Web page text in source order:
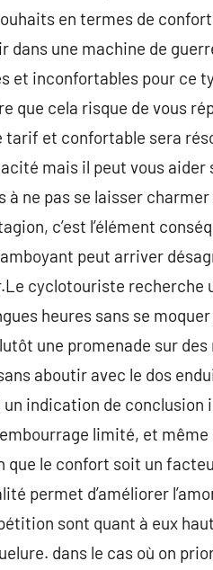
en termes de
dans une machine de
inconfortables pour ce
que cela risque de vous
tarif et confortable sera
mais il peut vous
ne pas se laisser
c’est l’élément
peut arriver
cyclotouriste recherche
heures sans se
une promenade sur
aboutir avec le dos
indication de
limité, et
que le confort soit un
permet d’améliorer
sont quant à eux
dans le cas où on